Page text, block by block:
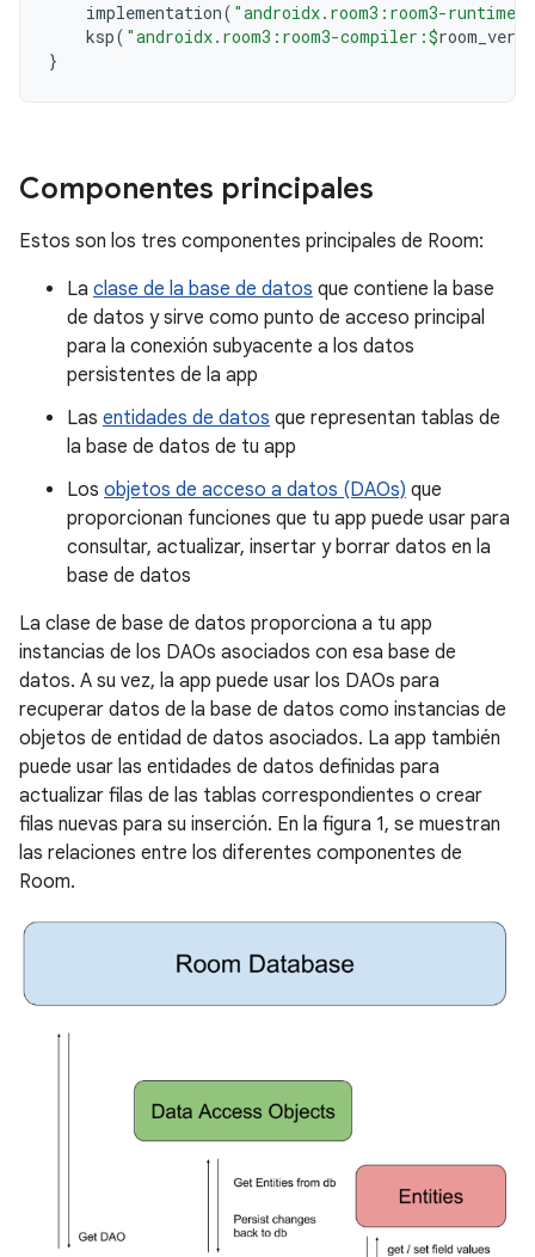
implementation( "androidx.room3:room3-runtime:
ksp( "androidx.room3:room3-compiler:$
}
Componentes principales
Estos son los tres componentes principales de Room:
La clase de la base de datos que contiene la base
de datos y sirve como punto de acceso principal
para la conexión subyacente a los datos
persistentes de la app
Las entidades de datos que representan tablas de
la base de datos de tu app
Los objetos de acceso a datos (DAOs) que
proporcionan funciones que tu app puede usar para
consultar, actualizar, insertar y borrar datos en la
base de datos
La clase de base de datos proporciona a tu app
instancias de los DAOs asociados con esa base de
datos. A su vez, la app puede usar los DAOs para
recuperar datos de la base de datos como instancias de
objetos de entidad de datos asociados. La app también
puede usar las entidades de datos definidas para
actualizar filas de las tablas correspondientes o crear
filas nuevas para su inserción. En la figura 1, se muestran
las relaciones entre los diferentes componentes de
Room.